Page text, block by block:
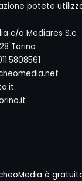
potete
c/o Mediares S.c.
Torino
è